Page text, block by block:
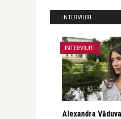
INTERVIURI
INTERVIURI
Alexandra